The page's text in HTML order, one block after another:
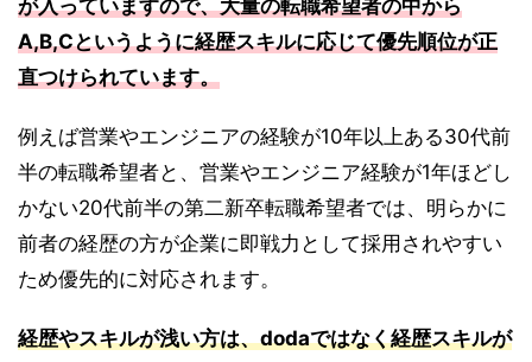
が入っていますので、大量の転職希望者の中から
A,B,Cというように経歴スキルに応じて優先順位が正
直つけられています。
例えば営業やエンジニアの経験が10年以上ある30代前
半の転職希望者と、営業やエンジニア経験が1年ほどし
かない20代前半の第二新卒転職希望者では、明らかに
前者の経歴の方が企業に即戦力として採用されやすい
ため優先的に対応されます。
経歴やスキルが浅い方は、dodaではなく経歴スキルが